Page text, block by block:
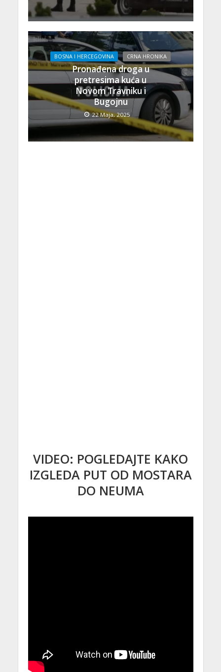
BOSNA I HERCEGOVINA CRNA HRONIKA
Pronađena droga u
pretresima kuća u
Novom Travniku i
Bugojnu
22 Maja, 2025
VIDEO: POGLEDAJTE KAKO
IZGLEDA PUT OD MOSTARA
DO NEUMA